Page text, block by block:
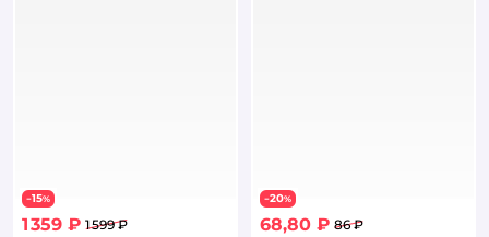
−15%
1 359 ₽ 1 599 ₽
−20%
68,80 ₽ 86 ₽